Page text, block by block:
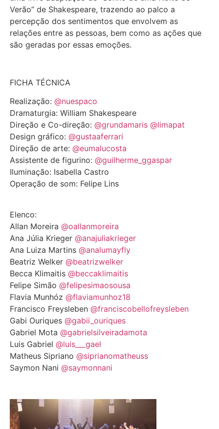
Verão” de Shakespeare, trazendo ao palco a
percepção dos sentimentos que envolvem as
relações entre as pessoas, bem como as ações que
são geradas por essas emoções.
FICHA TÉCNICA
Realização: @nuespaco
Dramaturgia: William Shakespeare
Direção e Co-direção: @grundamaris @limapat
Design gráfico: @gustaaferrari
Direção de arte: @eumalucosta
Assistente de figurino: @guilherme_ggaspar
Iluminação: Isabella Castro
Operação de som: Felipe Lins
Elenco:
Allan Moreira @oallanmoreira
Ana Júlia Krieger @anajuliakrieger
Ana Luiza Martins @analumayfly
Beatriz Welker @beatrizwelker
Becca Klimaitis @beccaklimaitis
Felipe Simão @felipesimaosousa
Flavia Munhóz @flaviamunhoz18
Francisco Freysleben @franciscobellofreysleben
Gabi Ouriques @gabii_ouriques
Gabriel Mota @gabrielsilveiradamota
Luis Gabriel @luis___gael
Matheus Sipriano @siprianomatheuss
Saymon Nani @saymonnani